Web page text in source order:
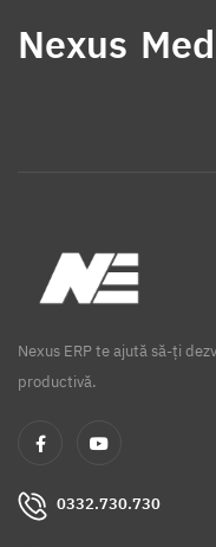
Nexus
Nexus ERP te ajută să-ți
productivă.
0332.730.730